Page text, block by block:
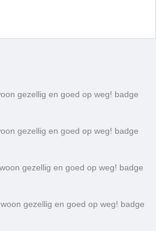
gezellig en goed op weg! badge
gezellig en goed op weg! badge
gezellig en goed op weg! badge
gezellig en goed op weg! badge